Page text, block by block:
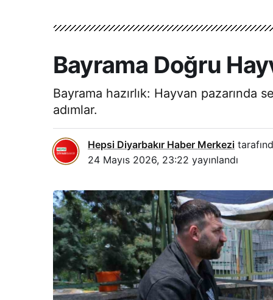
Bayrama Doğru
Bayrama hazırlık: Hayvan
adımlar.
Hepsi Diyarbakır Haber Merkezi
24 Mayıs 2026, 23:22 yayınlandı